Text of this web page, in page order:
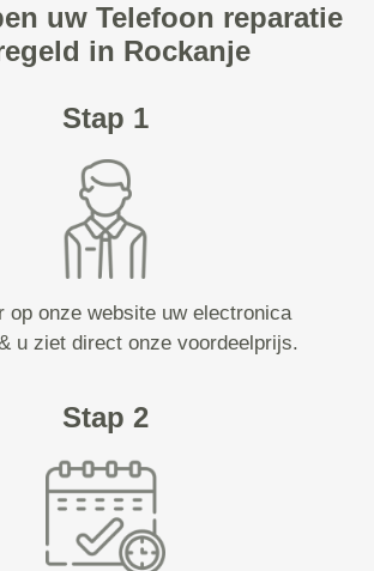
uw Telefoon reparatie
in Rockanje
Stap 1
op onze website uw electronica
u ziet direct onze voordeelprijs.
Stap 2